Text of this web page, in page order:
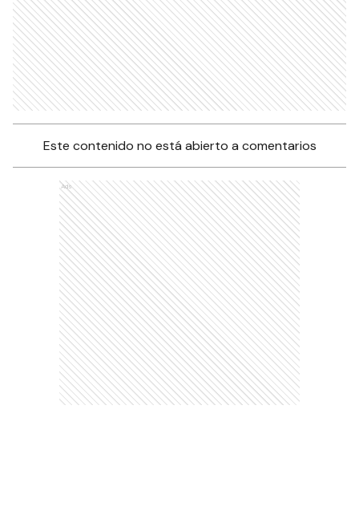
Este contenido no está abierto a comentarios
Ads